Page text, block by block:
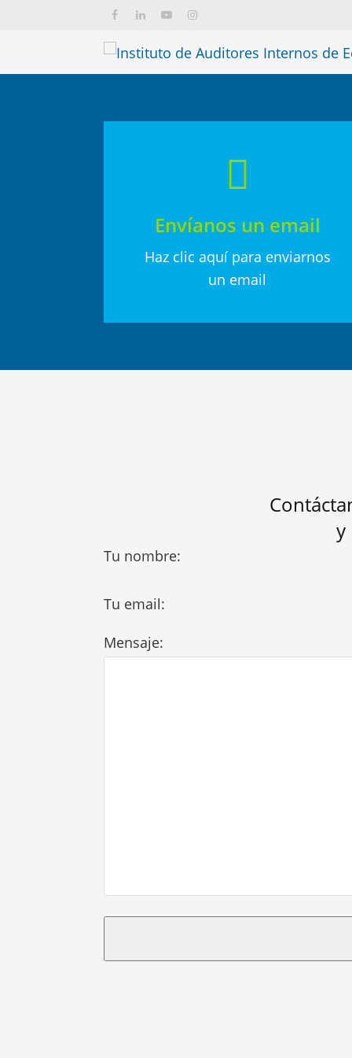
Facebook
LinkedInYouTubeInstagram
Envíanos un email
Haz clic aquí para enviarnos
un email
y
Tu nombre:
Tu email:
Mensaje: